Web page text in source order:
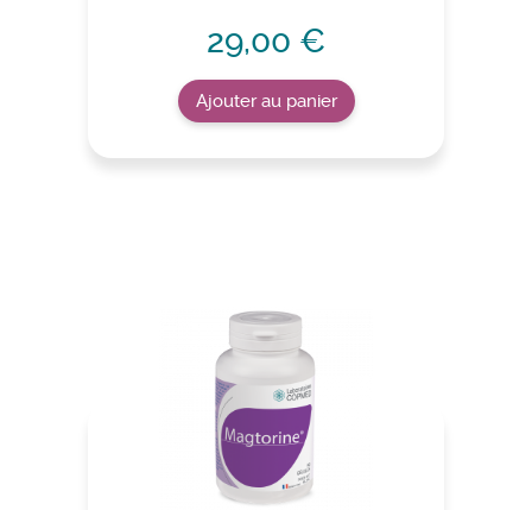
29,00 €
Ajouter au panier